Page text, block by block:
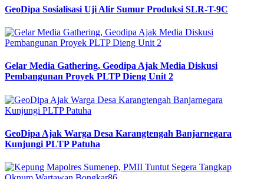
GeoDipa Sosialisasi Uji Alir Sumur Produksi SLR-T-9C
Gelar Media Gathering, Geodipa Ajak Media Diskusi
Pembangunan Proyek PLTP Dieng Unit 2
GeoDipa Ajak Warga Desa Karangtengah Banjarnegara
Kunjungi PLTP Patuha